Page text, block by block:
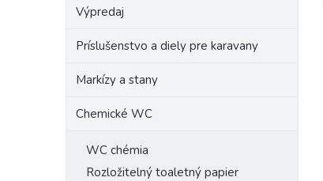
Výpredaj
Príslušenstvo a diely pre karavany
Markízy a stany
Chemické WC
WC chémia
Rozložitelný toaletný papier